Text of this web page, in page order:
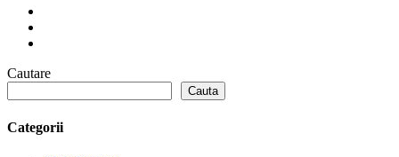
Cautare
Cauta
Categorii